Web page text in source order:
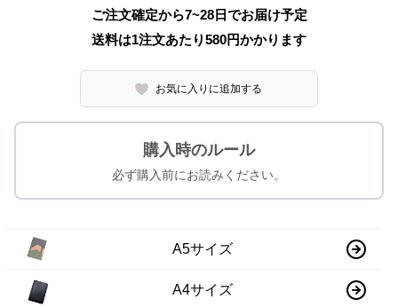
ご注文確定から7~28日でお届け予定
送料は1注文あたり580円かかります
お気に入りに追加する
購入時のルール
必ず購入前にお読みください。
A5サイズ
A4サイズ